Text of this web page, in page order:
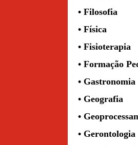
• Filosofia
• Física
• Fisioterapia
• Formação
• Gastronomia
• Geografia
•
• Gerontologia